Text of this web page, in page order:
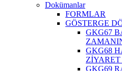
Dokümanlar
FORMLAR
GÖSTERGE
GKG67
GKG68
GKG69